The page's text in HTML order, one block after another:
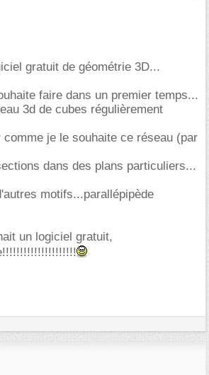
gratuit de géométrie 3D...
faire dans un premier temps...
3d de cubes régulièrement
je le souhaite ce réseau (par
dans des plans particuliers...
motifs...parallépipède
un logiciel gratuit,